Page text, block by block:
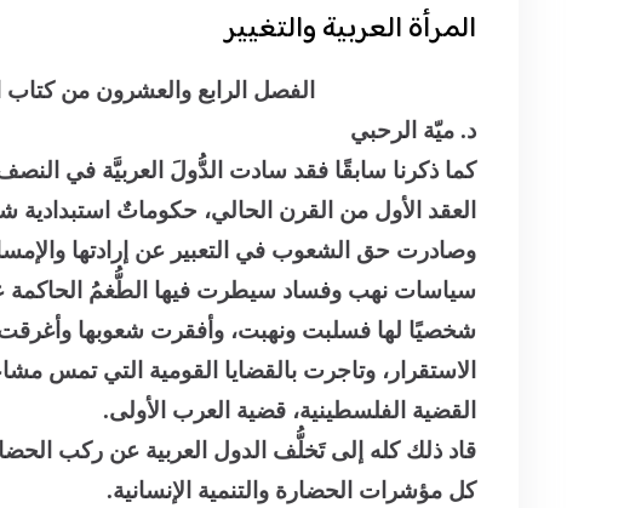
المرأة العربية والتغيير
الفصل الرابع والعشرون من كتاب
د. ميّة الرحبي
كما ذكرنا سابقًا فقد سادت الدُّولَ العربيَّة في
العقد الأول من القرن الحالي، حكوماتٌ
وصادرت حق الشعوب في التعبير عن إرادتها
سياسات نهب وفساد سيطرت فيها الطُّغمُ الحاكمة
شخصيًا لها فسلبت ونهبت، وأفقرت شعوبها
الاستقرار، وتاجرت بالقضايا القومية التي تمس
القضية الفلسطينية، قضية العرب الأولى.
قاد ذلك كله إلى تَخلُّف الدول العربية عن ركب
كل مؤشرات الحضارة والتنمية الإنسانية.